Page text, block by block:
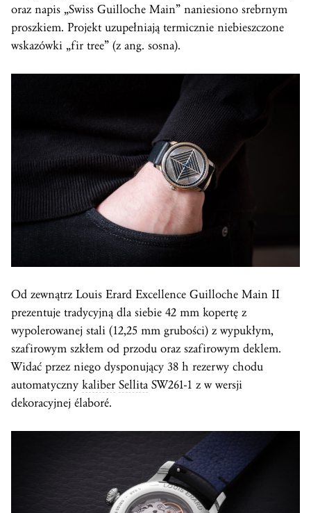
oraz napis „Swiss Guilloche Main” naniesiono srebrnym
proszkiem. Projekt uzupełniają termicznie niebieszczone
wskazówki „fir tree” (z ang. sosna).
Od zewnątrz Louis Erard Excellence Guilloche Main II
prezentuje tradycyjną dla siebie 42 mm kopertę z
wypolerowanej stali (12,25 mm grubości) z wypukłym,
szafirowym szkłem od przodu oraz szafirowym deklem.
Widać przez niego dysponujący 38 h rezerwy chodu
automatyczny kaliber Sellita SW261-1 z w wersji
dekoracyjnej élaboré.